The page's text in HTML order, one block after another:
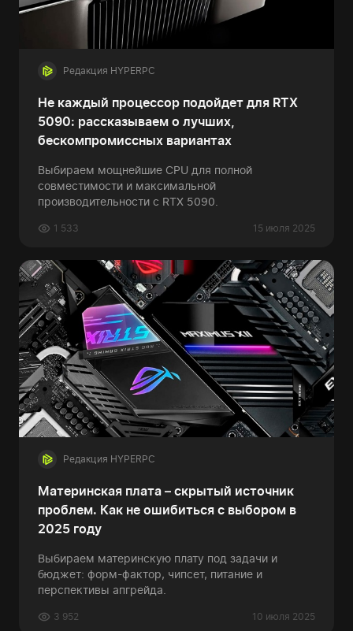
Редакция HYPERPC
Не каждый процессор подойдет для RTX
5090: рассказываем о лучших,
бескомпромиссных вариантах
Выбираем мощнейшие CPU для полной
совместимости и максимальной
производительности с RTX 5090.
15 июля 2025
1 533
Редакция HYPERPC
Материнская плата – скрытый источник
проблем. Как не ошибиться с выбором в
2025 году
Выбираем материнскую плату под задачи и
бюджет: форм-фактор, чипсет, питание и
перспективы апгрейда.
10 июля 2025
3 952